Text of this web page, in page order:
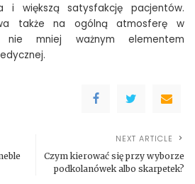
i większą satysfakcję pacjentów.
także na ogólną atmosferę w
mniej ważnym elementem
NEXT ARTICLE
Czym kierować się przy wyborze
podkolanówek albo skarpetek?